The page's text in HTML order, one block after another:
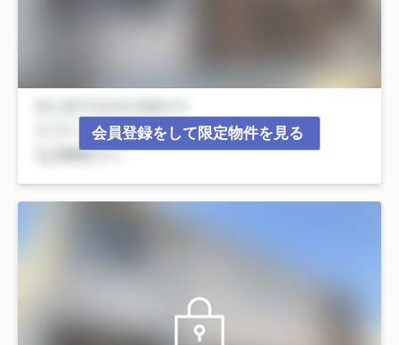
会員登録をして限定物件を見る